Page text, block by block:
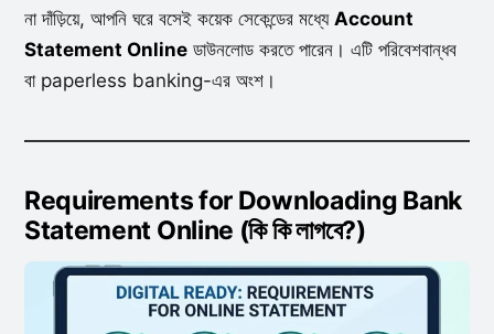
না দাঁড়িয়ে, আপনি ঘরে বসেই কয়েক সেকেন্ডের মধ্যে Account
Statement Onlineডাউনলোড করতে পারেন। এটি পরিবেশবান্ধব
বা paperless banking-এর অংশ।
Requirements for Downloading Bank
Statement Online (কি কি লাগবে?)